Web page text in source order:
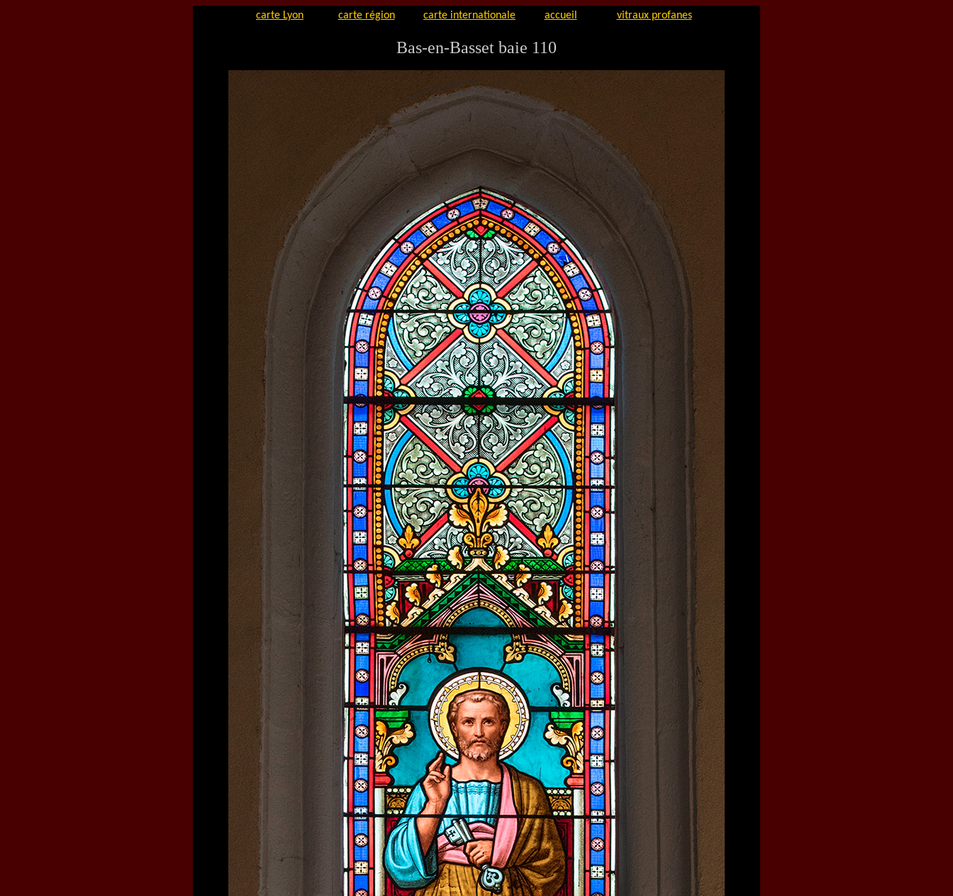
carte Lyon carte région carte internationale accueil vitraux profanes
Bas-en-Basset baie 110